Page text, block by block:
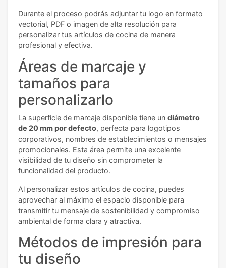
Durante el proceso podrás adjuntar tu logo en formato
vectorial, PDF o imagen de alta resolución para
personalizar tus artículos de cocina de manera
profesional y efectiva.
Áreas de marcaje y
tamaños para
personalizarlo
La superficie de marcaje disponible tiene un diámetro
de 20 mm por defecto, perfecta para logotipos
corporativos, nombres de establecimientos o mensajes
promocionales. Esta área permite una excelente
visibilidad de tu diseño sin comprometer la
funcionalidad del producto.
Al personalizar estos artículos de cocina, puedes
aprovechar al máximo el espacio disponible para
transmitir tu mensaje de sostenibilidad y compromiso
ambiental de forma clara y atractiva.
Métodos de impresión para
tu diseño